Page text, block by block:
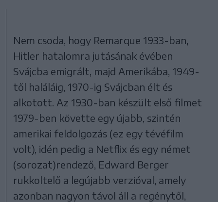
Nem csoda, hogy Remarque 1933-ban,
Hitler hatalomra jutásának évében
Svájcba emigrált, majd Amerikába, 1949-
től haláláig, 1970-ig Svájcban élt és
alkotott. Az 1930-ban készült első filmet
1979-ben követte egy újabb, szintén
amerikai feldolgozás (ez egy tévéfilm
volt), idén pedig a Netflix és egy német
(sorozat)rendező, Edward Berger
rukkoltelő a legújabb verzióval, amely
azonban nagyon távol áll a regénytől,